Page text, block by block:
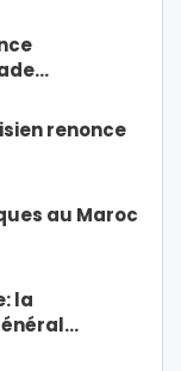
renonce
au Maroc
la